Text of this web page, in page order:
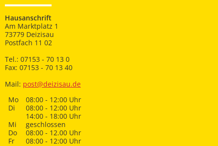
Hausanschrift
Am Marktplatz 1
73779 Deizisau
Postfach 11 02
Tel.: 07153 - 70 13 0
Fax: 07153 - 70 13 40
Mail: post@deizisau.de
Mo
08:00 - 12:00 Uhr
Di
08:00 - 12:00 Uhr
14:00 - 18:00 Uhr
Mi
geschlossen
Do
08:00 - 12.00 Uhr
Fr
08:00 - 12:00 Uhr